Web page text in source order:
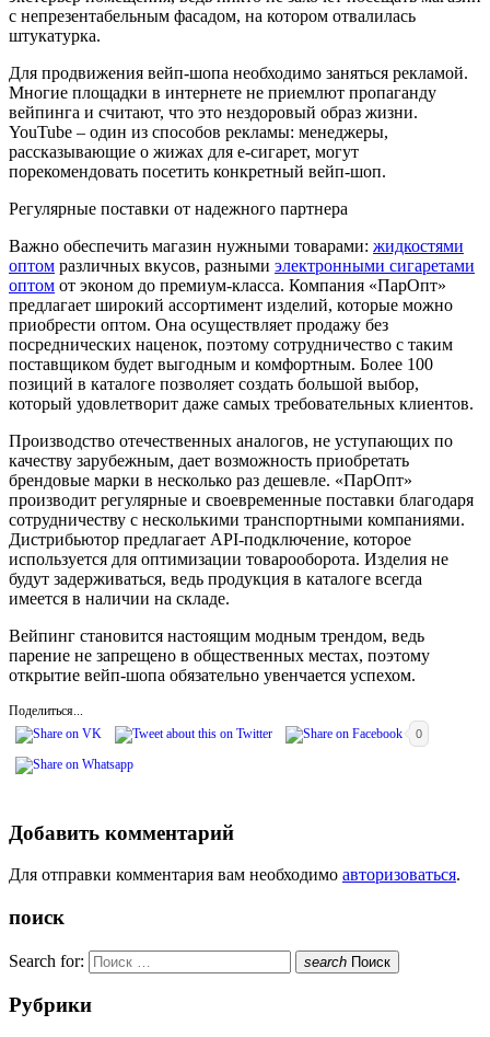
с непрезентабельным фасадом, на котором отвалилась
штукатурка.
Для продвижения вейп-шопа необходимо заняться рекламой.
Многие площадки в интернете не приемлют пропаганду
вейпинга и считают, что это нездоровый образ жизни.
YouTube – один из способов рекламы: менеджеры,
рассказывающие о жижах для е-сигарет, могут
порекомендовать посетить конкретный вейп-шоп.
Регулярные поставки от надежного партнера
Важно обеспечить магазин нужными товарами: жидкостями
оптом различных вкусов, разными электронными сигаретами
оптом от эконом до премиум-класса. Компания «ПарОпт»
предлагает широкий ассортимент изделий, которые можно
приобрести оптом. Она осуществляет продажу без
посреднических наценок, поэтому сотрудничество с таким
поставщиком будет выгодным и комфортным. Более 100
позиций в каталоге позволяет создать большой выбор,
который удовлетворит даже самых требовательных клиентов.
Производство отечественных аналогов, не уступающих по
качеству зарубежным, дает возможность приобретать
брендовые марки в несколько раз дешевле. «ПарОпт»
производит регулярные и своевременные поставки благодаря
сотрудничеству с несколькими транспортными компаниями.
Дистрибьютор предлагает API-подключение, которое
используется для оптимизации товарооборота. Изделия не
будут задерживаться, ведь продукция в каталоге всегда
имеется в наличии на складе.
Вейпинг становится настоящим модным трендом, ведь
парение не запрещено в общественных местах, поэтому
открытие вейп-шопа обязательно увенчается успехом.
Поделиться...
0
Добавить комментарий
Для отправки комментария вам необходимо авторизоваться.
поиск
Search for: search Поиск
Рубрики